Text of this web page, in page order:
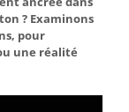
? Examinons
pour
une réalité